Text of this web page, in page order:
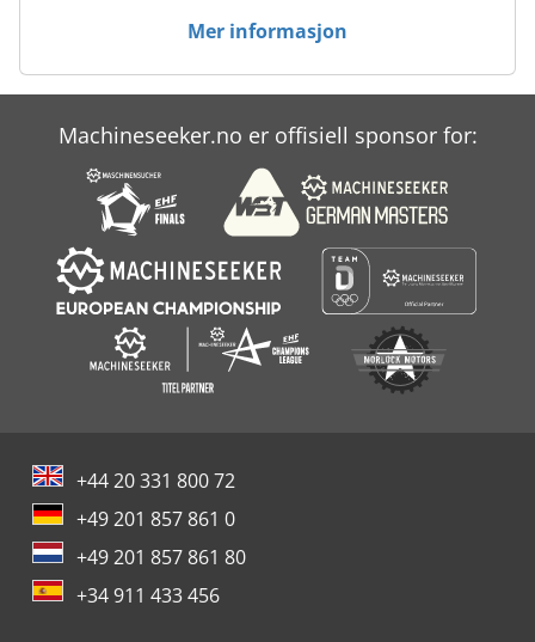
Mer informasjon
Machineseeker.no er offisiell sponsor for:
+44 20 331 800 72
+49 201 857 861 0
+49 201 857 861 80
+34 911 433 456